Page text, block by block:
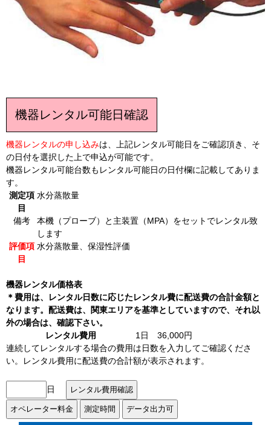
機器レンタル可能日確認
機器レンタルの申し込みは、上記レンタル可能日をご確認頂き、そ
の日付を選択した上で申込が可能です。
機器レンタル可能台数もレンタル可能日の日付欄に記載してありま
す。
測定項
目
水分蒸散量
備考
本機（プローブ）と主装置（MPA）をセットでレンタル致
します
評価項
目
水分蒸散量、保湿性評価
機器レンタル価格表
＊費用は、レンタル日数に応じたレンタル費に配送費の合計金額と
なります。配送費は、関東エリアを基準としていますので、それ以
外の場合は、確認下さい。
レンタル費用
1日 36,000円
連続してレンタルする場合の費用は日数を入力してご確認くださ
い。レンタル費用に配送費の合計額が表示されます。
日